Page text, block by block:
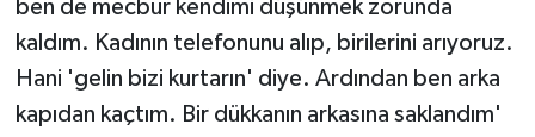
ben de mecbur kendimi düşünmek zorunda
kaldım. Kadının telefonunu alıp, birilerini arıyoruz.
Hani 'gelin bizi kurtarın' diye. Ardından ben arka
kapıdan kaçtım. Bir dükkanın arkasına saklandım'